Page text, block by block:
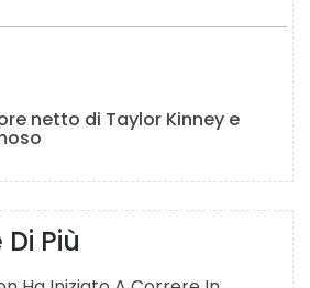
netto di Taylor Kinney e
Più